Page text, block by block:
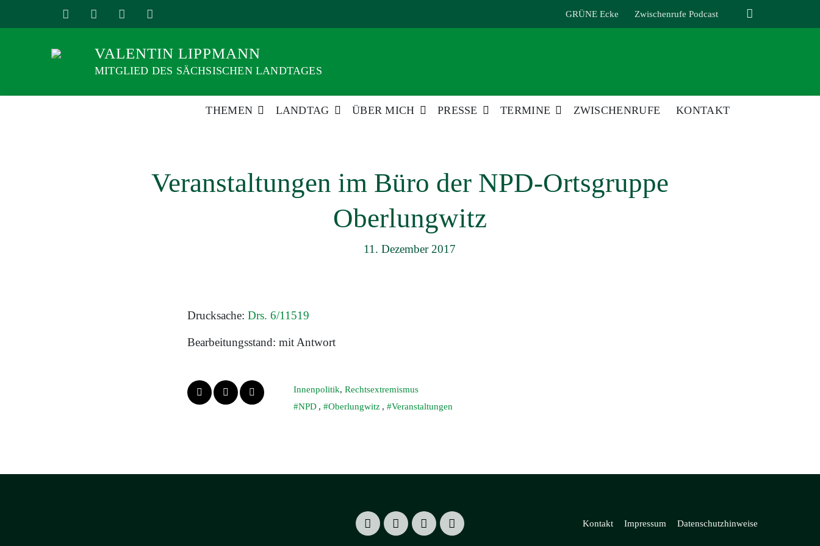
GRÜNE Ecke Zwischenrufe Podcast
VALENTIN LIPPMANN
MITGLIED DES SÄCHSISCHEN LANDTAGES
THEMEN LANDTAG ÜBER MICH PRESSE TERMINE ZWISCHENRUFE KONTAKT
Veranstaltungen im Büro der NPD-Ortsgruppe
Oberlungwitz
11. Dezember 2017
Drucksache: Drs. 6/11519
Bearbeitungsstand: mit Antwort
Innenpolitik, Rechtsextremismus
NPD , Oberlungwitz , Veranstaltungen
Kontakt Impressum Datenschutzhinweise